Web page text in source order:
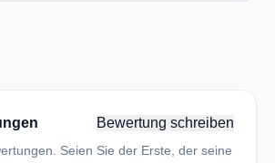
Bewertung schreiben
Seien Sie der Erste, der seine